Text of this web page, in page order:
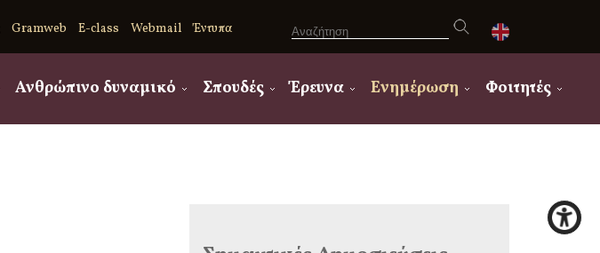
Gramweb E-class Webmail Έντυπα
Ανθρώπινο δυναμικό Σπουδές Έρευνα Ενημέρωση Φοιτητές